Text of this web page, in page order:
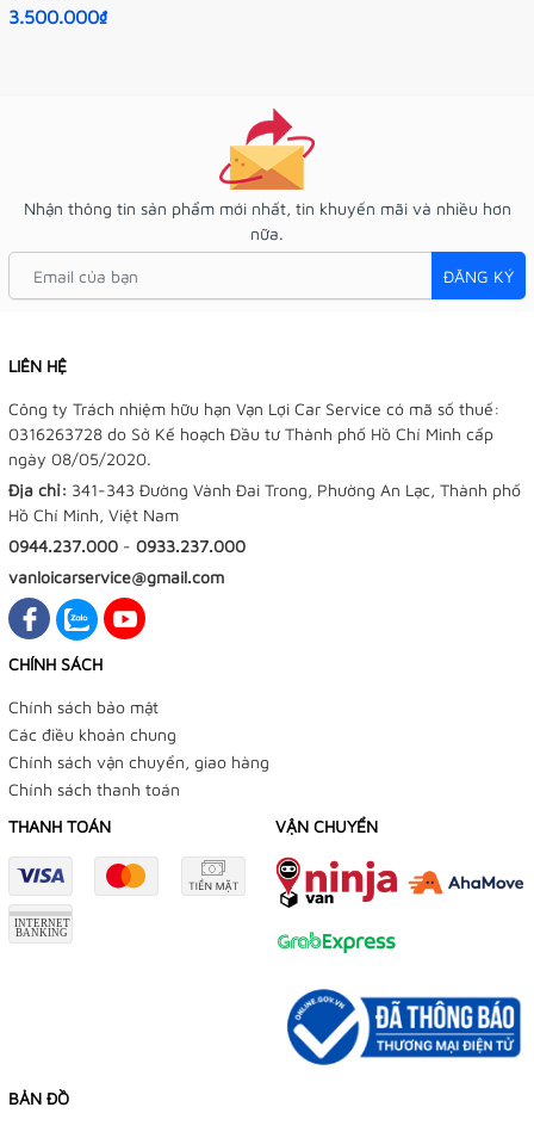
3.500.000₫
Nhận thông tin sản phẩm mới nhất, tin khuyến mãi và nhiều hơn
nữa.
ĐĂNG KÝ
LIÊN HỆ
Công ty Trách nhiệm hữu hạn Vạn Lợi Car Service có mã số thuế:
0316263728 do Sở Kế hoạch Đầu tư Thành phố Hồ Chí Minh cấp
ngày 08/05/2020.
Địa chỉ: 341-343 Đường Vành Đai Trong, Phường An Lạc, Thành phố
Hồ Chí Minh, Việt Nam
0944.237.000 - 0933.237.000
vanloicarservice@gmail.com
CHÍNH SÁCH
Chính sách bảo mật
Các điều khoản chung
Chính sách vận chuyển, giao hàng
Chính sách thanh toán
THANH TOÁN
VẬN CHUYỂN
BẢN ĐỒ